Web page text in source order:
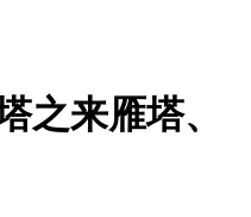
之来雁塔、